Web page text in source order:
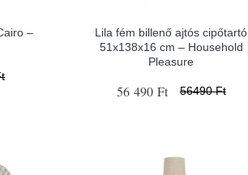
–
Lila fém billenő ajtós cipőtartó
51x138x16 cm – Household
Pleasure
56 490 Ft 56490 Ft